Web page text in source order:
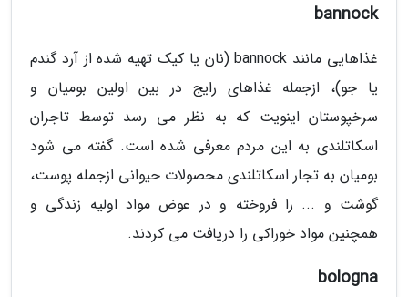
bannock
غذاهایی مانند bannock (نان یا کیک تهیه شده از آرد گندم
یا جو)، ازجمله غذاهای رایج در بین اولین بومیان و
سرخپوستان اینویت که به نظر می رسد توسط تاجران
اسکاتلندی به این مردم معرفی شده است. گفته می شود
بومیان به تجار اسکاتلندی محصولات حیوانی ازجمله پوست،
گوشت و ... را فروخته و در عوض مواد اولیه زندگی و
همچنین مواد خوراکی را دریافت می کردند.
bologna